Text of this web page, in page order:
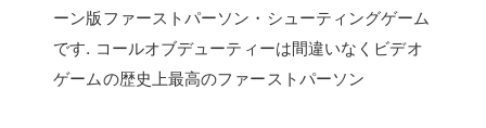
ーン版ファーストパーソン・シューティングゲーム
です. コールオブデューティーは間違いなくビデオ
ゲームの歴史上最高のファーストパーソン